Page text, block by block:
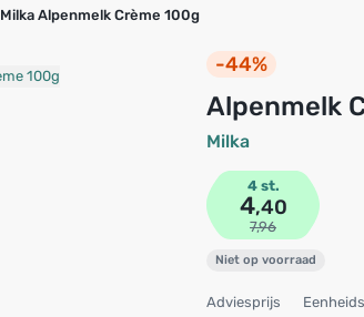
Milka Alpenmelk Crème 100g
-44%
Alpenmelk
Milka
4 st.
4,40
7,96
Niet op voorraad
Adviesprijs